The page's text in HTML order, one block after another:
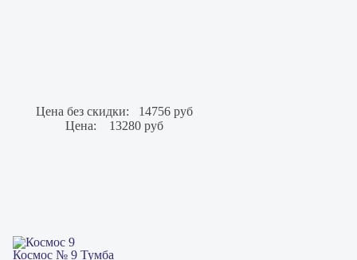
Цена без скидки:
14756 руб
Цена:
13280 руб
Космос № 9 Тумба